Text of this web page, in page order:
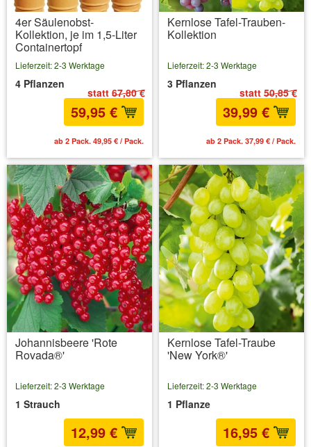
4er Säulenobst-
Kollektion, je im 1,5-Liter
Containertopf
statt 67,80 €
Lieferzeit: 2-3 Werktage
4 Pflanzen
59,95 €
ab 2 Pack. 49,95 € / Pack.
Kernlose Tafel-Trauben-
Kollektion
statt 50,85 €
Lieferzeit: 2-3 Werktage
3 Pflanzen
39,99 €
ab 2 Pack. 37,99 € / Pack.
Johannisbeere 'Rote
Rovada®'
Lieferzeit: 2-3 Werktage
1 Strauch
12,99 €
Kernlose Tafel-Traube
'New York®'
Lieferzeit: 2-3 Werktage
1 Pflanze
16,95 €